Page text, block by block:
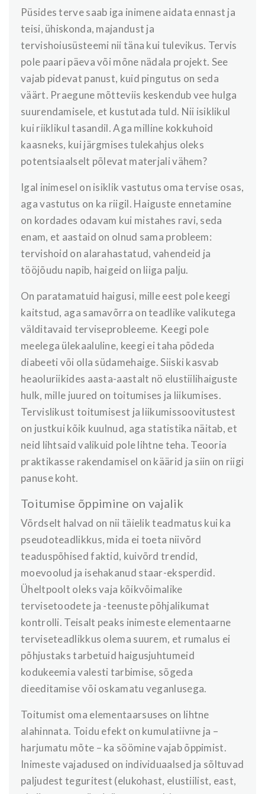
Püsides terve saab iga inimene aidata ennast ja
teisi, ühiskonda, majandust ja
tervishoiusüsteemi nii täna kui tulevikus. Tervis
pole paari päeva või mõne nädala projekt. See
vajab pidevat panust, kuid pingutus on seda
väärt. Praegune mõtteviis keskendub vee hulga
suurendamisele, et kustutada tuld. Nii isiklikul
kui riiklikul tasandil. Aga milline kokkuhoid
kaasneks, kui järgmises tulekahjus oleks
potentsiaalselt põlevat materjali vähem?
Igal inimesel on isiklik vastutus oma tervise osas,
aga vastutus on ka riigil. Haiguste ennetamine
on kordades odavam kui mistahes ravi, seda
enam, et aastaid on olnud sama probleem:
tervishoid on alarahastatud, vahendeid ja
tööjõudu napib, haigeid on liiga palju.
On paratamatuid haigusi, mille eest pole keegi
kaitstud, aga samavõrra on teadlike valikutega
välditavaid terviseprobleeme. Keegi pole
meelega ülekaaluline, keegi ei taha põdeda
diabeeti või olla südamehaige. Siiski kasvab
heaoluriikides aasta-aastalt nö elustiilihaiguste
hulk, mille juured on toitumises ja liikumises.
Tervislikust toitumisest ja liikumissoovitustest
on justkui kõik kuulnud, aga statistika näitab, et
neid lihtsaid valikuid pole lihtne teha. Teooria
praktikasse rakendamisel on käärid ja siin on riigi
panuse koht.
Toitumise õppimine on vajalik
Võrdselt halvad on nii täielik teadmatus kui ka
pseudoteadlikkus, mida ei toeta niivõrd
teaduspõhised faktid, kuivõrd trendid,
moevoolud ja isehakanud staar-eksperdid.
Üheltpoolt oleks vaja kõikvõimalike
tervisetoodete ja -teenuste põhjalikumat
kontrolli. Teisalt peaks inimeste elementaarne
terviseteadlikkus olema suurem, et rumalus ei
põhjustaks tarbetuid haigusjuhtumeid
kodukeemia valesti tarbimise, sõgeda
dieeditamise või oskamatu veganlusega.
Toitumist oma elementaarsuses on lihtne
alahinnata. Toidu efekt on kumulatiivne ja –
harjumatu mõte – ka söömine vajab õppimist.
Inimeste vajadused on individuaalsed ja sõltuvad
paljudest teguritest (elukohast, elustiilist, east,